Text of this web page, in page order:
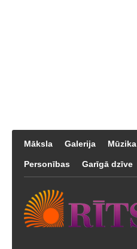
Māksla Galerija Mūzika
Personības Garīgā dzīve